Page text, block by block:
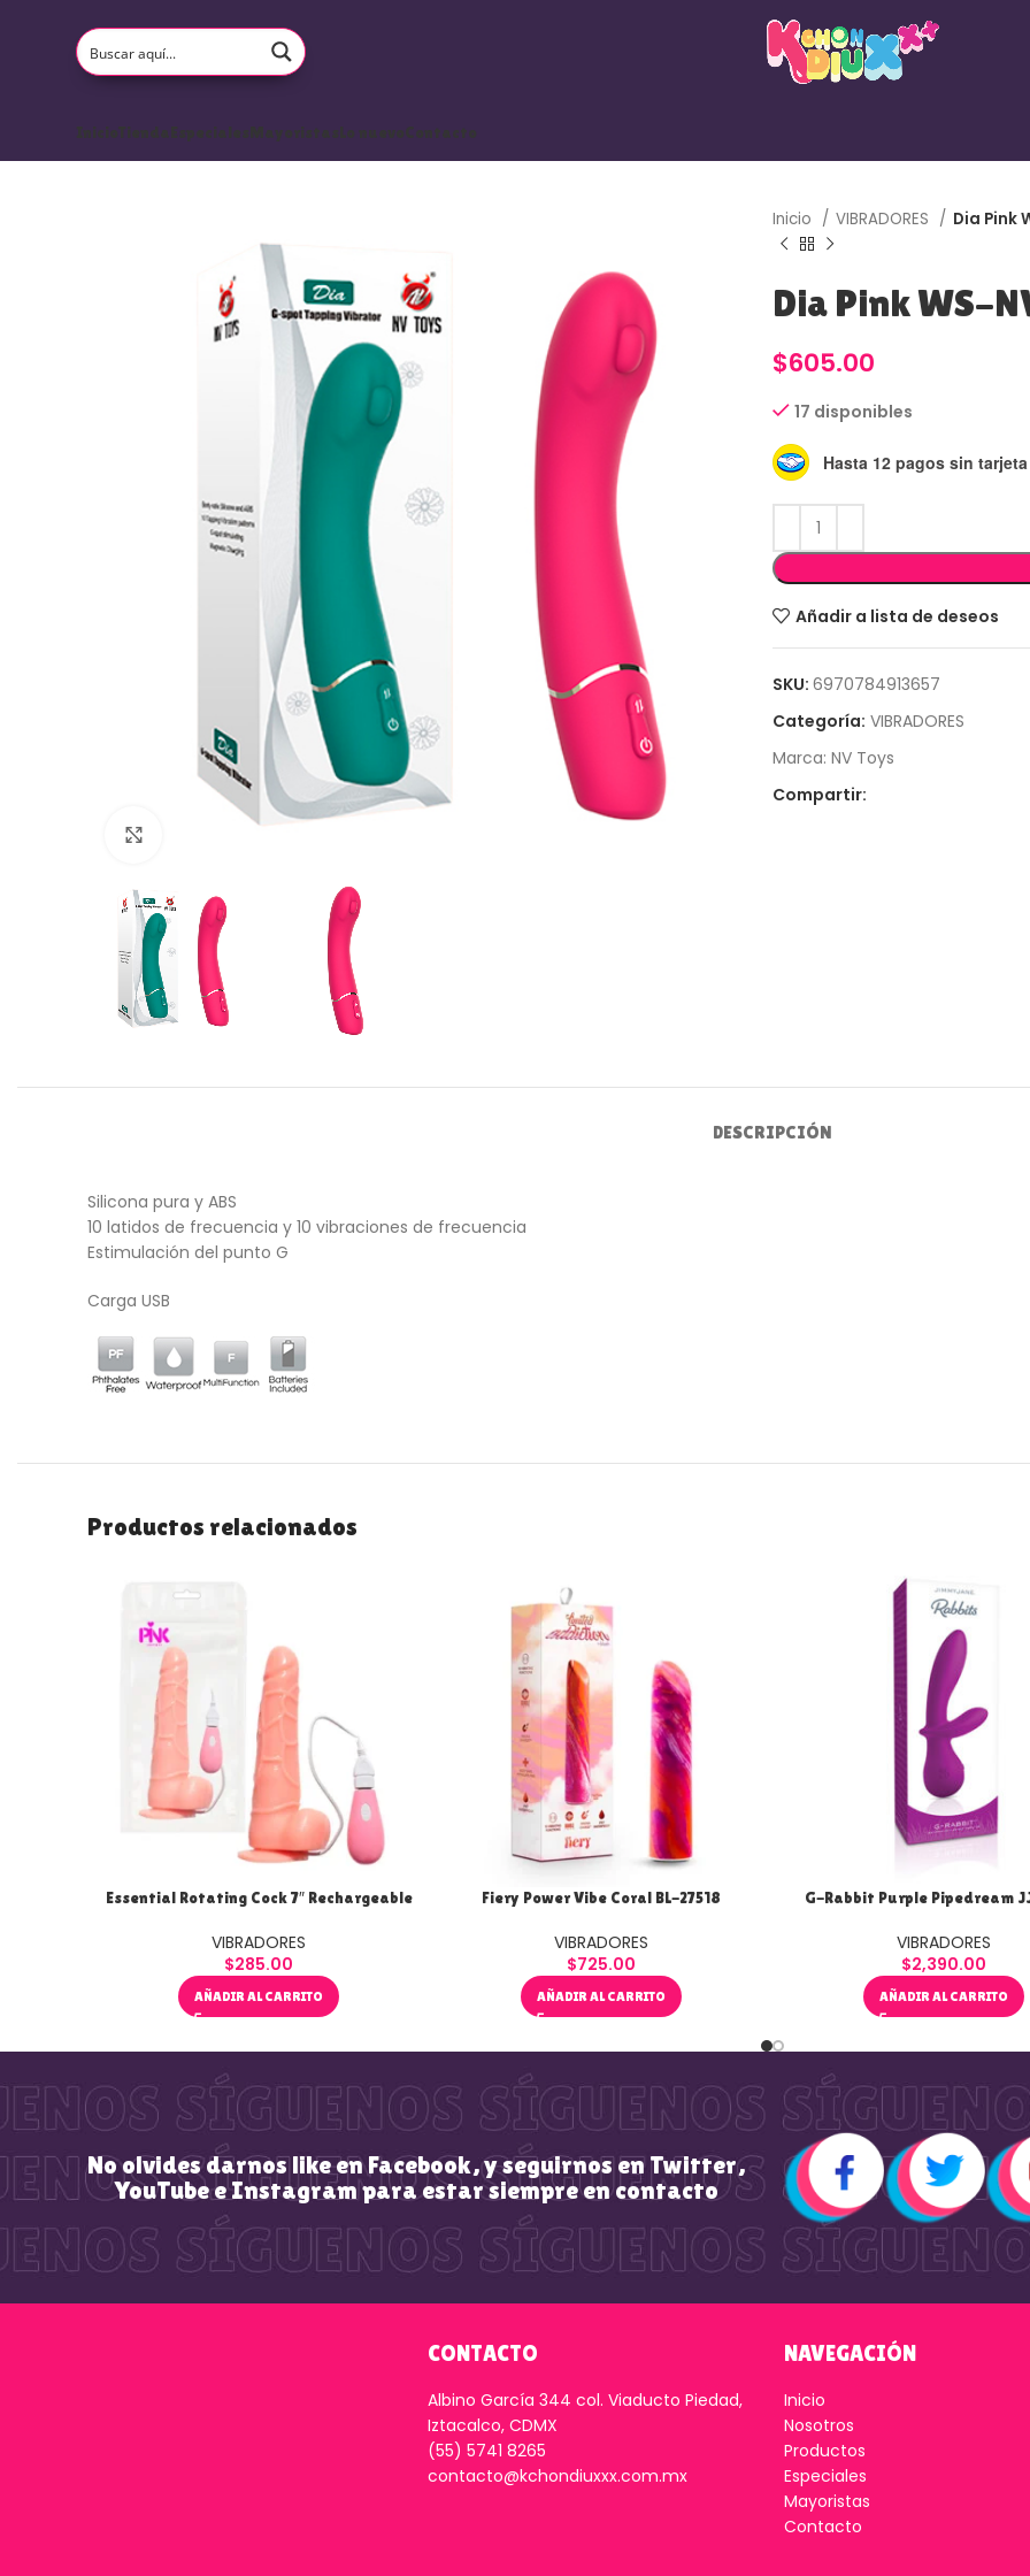
InicioTiendaEspecialesMayoristasLo nuevoContacto
Inicio VIBRADORES Dia Pink
Dia Pink WS-
$605.00
17 disponibles
Hasta 12 pagos sin tarjeta
Añadir a lista de deseos
SKU: 6970784913657
Categoría: VIBRADORES
Marca: NV Toys
Compartir:
DESCRIPCIÓN
Silicona pura y ABS
10 latidos de frecuencia y 10 vibraciones de frecuencia
Estimulación del punto G
Carga USB
Productos relacionados
Essential Rotating Cock 7″ Rechargeable
VIBRADORES
$285.00
AÑADIR AL CARRITO
Fiery Power Vibe Coral BL-27518
VIBRADORES
$725.00
AÑADIR AL CARRITO
G-Rabbit Purple Pipedream
VIBRADORES
$2,390.00
AÑADIR AL CARRITO
No olvides darnos like en Facebook, y seguirnos en Twitter,
YouTube e Instagram para estar siempre en contacto
CONTACTO
Albino García 344 col. Viaducto Piedad,
Iztacalco, CDMX
(55) 5741 8265
contacto@kchondiuxxx.com.mx
NAVEGACIÓN
Inicio
Nosotros
Productos
Especiales
Mayoristas
Contacto